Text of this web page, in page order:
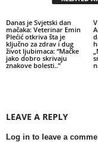
Danas je Svjetski dan
mačaka: Veterinar Emin
Plećić otkriva šta je
ključno za zdrav i dug
život ljubimaca: “Mačke
jako dobro skrivaju
znakove bolesti..”
LEAVE A REPLY
Log in to leave a